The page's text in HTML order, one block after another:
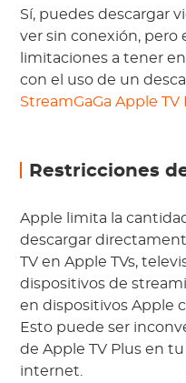
Sí, puedes descargar
ver sin conexión, pero
limitaciones a tener
con el uso de un
StreamGaGa Apple
Restricciones
Apple limita la
descargar
TV en Apple TVs,
dispositivos de
en dispositivos Apple
Esto puede ser
de Apple TV Plus en
internet.